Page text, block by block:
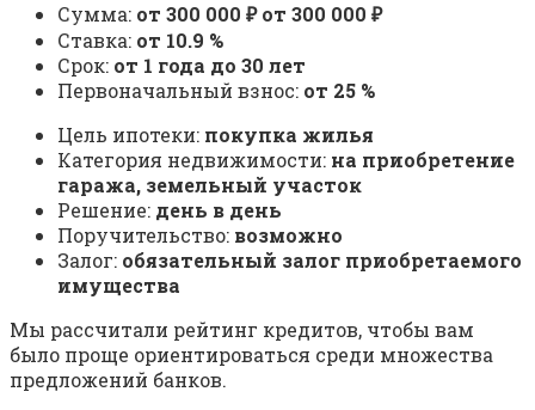
Сумма: от 300 000 ₽ от 300 000 ₽
Ставка: от 10.9 %
Срок: от 1 года до 30 лет
Первоначальный взнос: от 25 %
Цель ипотеки: покупка жилья
Категория недвижимости: на приобретение
гаража, земельный участок
Решение: день в день
Поручительство: возможно
Залог: обязательный залог приобретаемого
имущества
Мы рассчитали рейтинг кредитов, чтобы вам
было проще ориентироваться среди множества
предложений банков.